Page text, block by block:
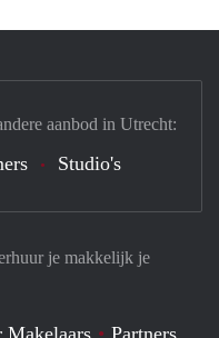
je makkelijk je
Makelaars Partners
aanbod in Utrecht:
Studio's